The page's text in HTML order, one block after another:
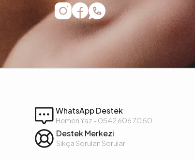
WhatsApp Destek
Hemen Yaz - 0542 606 70 50
Destek Merkezi
Sıkça Sorulan Sorular